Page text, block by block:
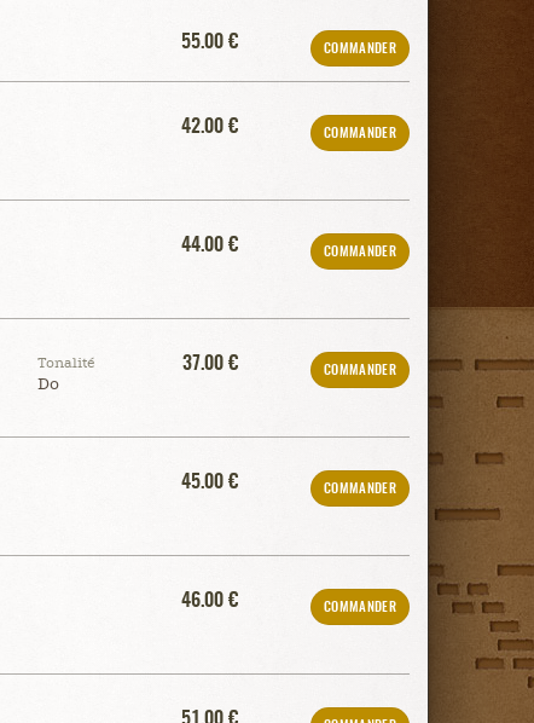
55.00 € COMMANDER
42.00 € COMMANDER
44.00 € COMMANDER
Tonalité
Do
37.00 € COMMANDER
45.00 € COMMANDER
46.00 € COMMANDER
51.00 €